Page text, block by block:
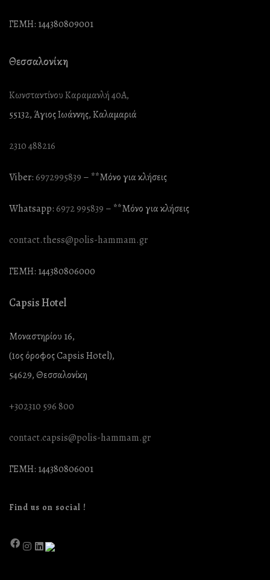
ΓΕΜΗ: 144380809001
Θεσσαλονίκη
Κωνσταντίνου Καραμανλή 40Α,
55132, Άγιος Ιωάννης, Καλαμαριά
2310 488216
Viber:6972995839 – **Mόνο για κλήσεις
Whatsapp:6972 995839 – **Mόνο για κλήσεις
contact.thess@polis-hammam.gr
ΓΕΜΗ: 144380806000
Capsis Hotel
Μοναστηρίου 16,
(1ος όροφος Capsis Hotel),
54629, Θεσσαλονίκη
+302310 596 800
contact.capsis@polis-hammam.gr
ΓΕΜΗ: 144380806001
Find us on social !